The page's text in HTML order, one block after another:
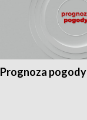
Prognoza pogody